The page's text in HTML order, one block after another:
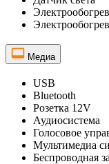
Медиа
USB
Bluetooth
Розетка 12V
Аудиосистема
Голосовое
Мультимедиа
Беспроводная